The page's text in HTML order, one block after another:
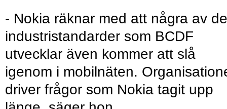
- Nokia räknar med att några av de
industristandarder som BCDF
utvecklar även kommer att slå
igenom i mobilnäten.
driver frågor som Nokia tagit upp